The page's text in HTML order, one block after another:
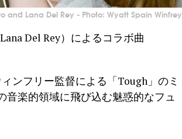
and Lana Del Rey - Photo: Wyatt Spain Winfrey
Del Rey）によるコラボ曲
ンフリー監督による「Tough」のミ
音楽的領域に飛び込む魅惑的なフュ